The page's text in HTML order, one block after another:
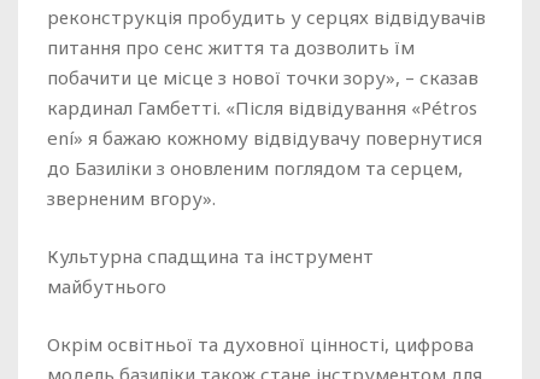
реконструкція пробудить у серцях відвідувачів
питання про сенс життя та дозволить їм
побачити це місце з нової точки зору», – сказав
кардинал Гамбетті. «Після відвідування «Pétros
ení» я бажаю кожному відвідувачу повернутися
до Базиліки з оновленим поглядом та серцем,
зверненим вгору».
Культурна спадщина та інструмент
майбутнього
Окрім освітньої та духовної цінності, цифрова
модель базиліки також стане інструментом для